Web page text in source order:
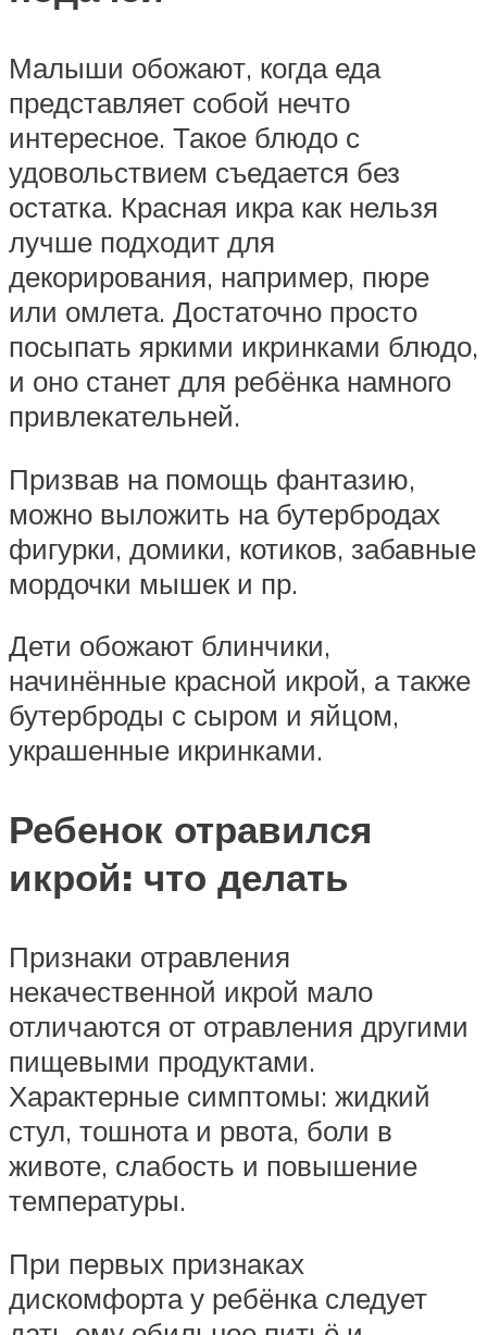
Малыши обожают, когда еда
представляет собой нечто
интересное. Такое блюдо с
удовольствием съедается без
остатка. Красная икра как нельзя
лучше подходит для
декорирования, например, пюре
или омлета. Достаточно просто
посыпать яркими икринками блюдо,
и оно станет для ребёнка намного
привлекательней.
Призвав на помощь фантазию,
можно выложить на бутербродах
фигурки, домики, котиков, забавные
мордочки мышек и пр.
Дети обожают блинчики,
начинённые красной икрой, а также
бутерброды с сыром и яйцом,
украшенные икринками.
Ребенок отравился
икрой: что делать
Признаки отравления
некачественной икрой мало
отличаются от отравления другими
пищевыми продуктами.
Характерные симптомы: жидкий
стул, тошнота и рвота, боли в
животе, слабость и повышение
температуры.
При первых признаках
дискомфорта у ребёнка следует